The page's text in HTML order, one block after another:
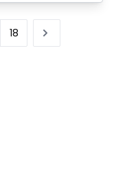
18